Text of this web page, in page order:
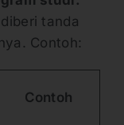
tanda
Contoh:
Contoh